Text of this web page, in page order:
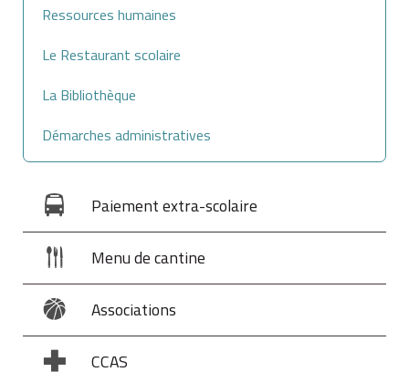
Ressources humaines
Le Restaurant scolaire
La Bibliothèque
Démarches administratives
Paiement extra-scolaire
Menu de cantine
Associations
CCAS